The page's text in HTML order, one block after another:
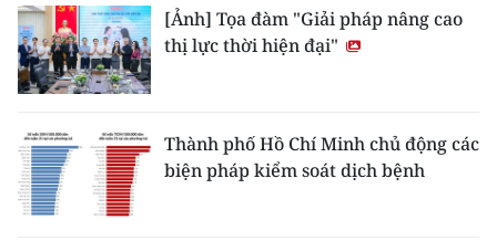
[Ảnh] Tọa đàm "Giải pháp nâng cao
thị lực thời hiện đại"
Thành phố Hồ Chí Minh chủ động các
biện pháp kiểm soát dịch bệnh